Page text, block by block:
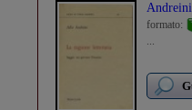
formato:
...